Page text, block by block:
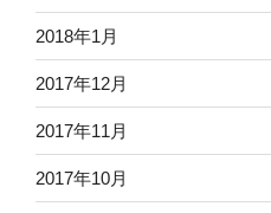
2018年1月
2017年12月
2017年11月
2017年10月